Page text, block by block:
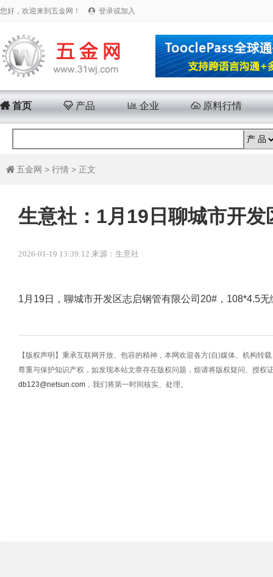
您好，欢迎来到五金网！  登录或加入
首页 产品 企业 原料行情
 五金网 > 行情 > 正文
生意社：1月19日聊城市开
2026-01-19 13:39:12 来源：生意社
1月19日，聊城市开发区志启钢管有限公司20#，108*4.5
【版权声明】秉承互联网开放、包容的精神，本网欢迎各方(自)媒体、机构转
尊重与保护知识产权，如发现本站文章存在版权问题，烦请将版权疑问、授权
db123@netsun.com ，我们将第一时间核实、处理。